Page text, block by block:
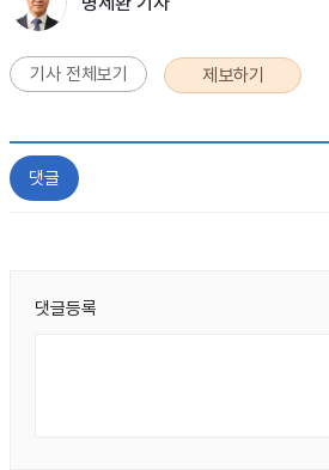
기사 전체보기 제보하기
댓글
댓글등록